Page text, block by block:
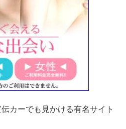
カーでも見かける有名サイト